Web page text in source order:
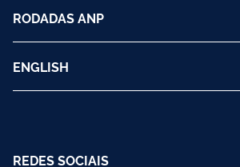
RODADAS ANP
ENGLISH
REDES SOCIAIS